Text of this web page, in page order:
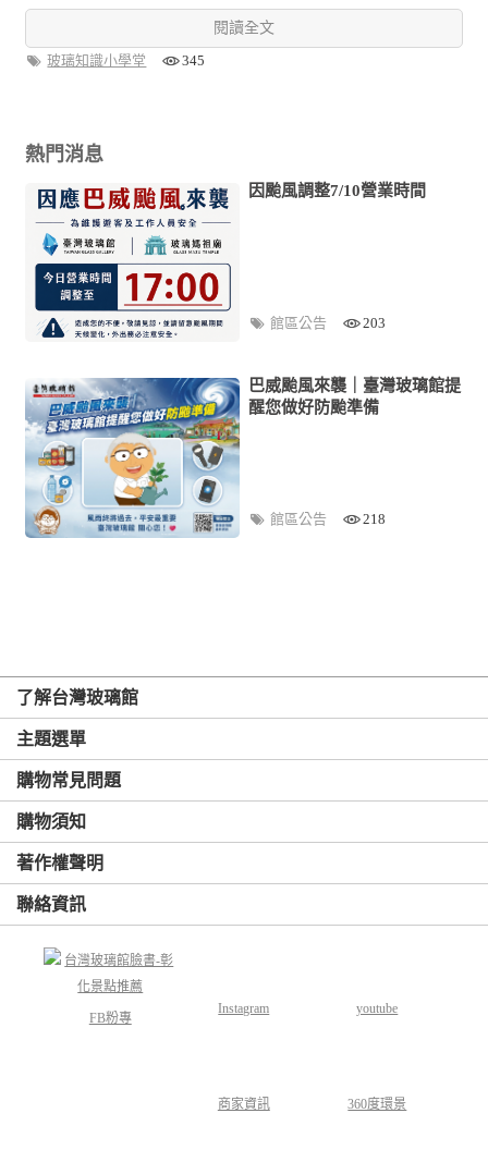
閱讀全文
玻璃知識小學堂
345
熱門消息
因颱風調整7/10營業時間
館區公告 203
巴威颱風來襲｜臺灣玻璃館提
醒您做好防颱準備
館區公告 218
了解台灣玻璃館
主題選單
購物常見問題
購物須知
著作權聲明
聯絡資訊
FB粉專
Instagram youtube
商家資訊 360度環景